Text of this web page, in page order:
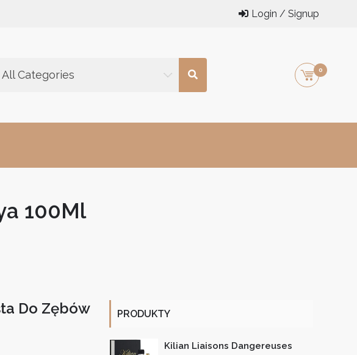
Login / Signup
All Categories 0
100Ml
Do Zębów
PRODUKTY
Kilian Liaisons Dangereuses